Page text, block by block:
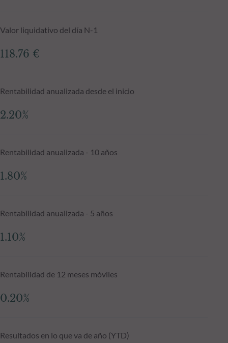
Valor liquidativo del día N-1
118.76 €
Rentabilidad anualizada desde el inicio
2.20%
Rentabilidad anualizada - 10 años
1.80%
Rentabilidad anualizada - 5 años
1.10%
Rentabilidad de 12 meses móviles
0.20%
Resultados en lo que va de año (YTD)